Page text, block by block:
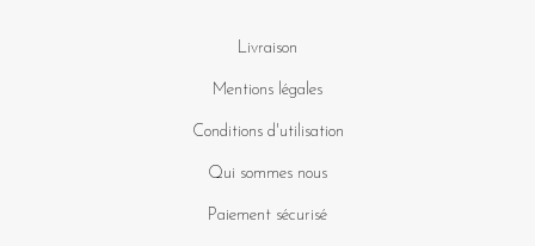
Livraison
Mentions légales
Conditions d'utilisation
Qui sommes nous
Paiement sécurisé